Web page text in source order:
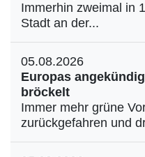
Immerhin zweimal in
Stadt an der...
05.08.2026
Europas
bröckelt
Immer mehr grüne
zurückgefahren und